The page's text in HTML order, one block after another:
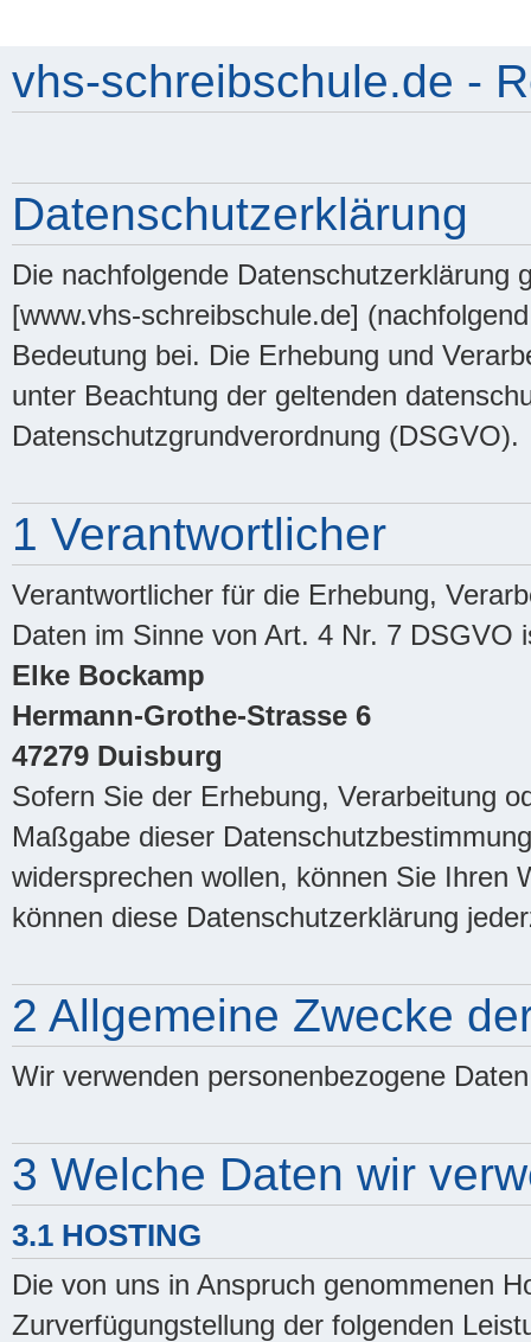
vhs-schreibschule.de -
Datenschutzerklärung
Die nachfolgende Datenschutzerklärung
[www.vhs-schreibschule.de]
Bedeutung bei. Die Erhebung und
unter Beachtung der geltenden
Datenschutzgrundverordnung (DSGVO).
1 Verantwortlicher
Verantwortlicher für die Erhebung,
Daten im Sinne von Art. 4 Nr. 7 DSGVO
Elke Bockamp
Hermann-Grothe-Strasse 6
47279 Duisburg
Sofern Sie der Erhebung, Verarbeitung
Maßgabe dieser
widersprechen wollen, können Sie Ihren
können diese Datenschutzerklärung
2 Allgemeine Zwecke
Wir verwenden personenbezogene
3 Welche Daten wir
3.1 HOSTING
Die von uns in Anspruch genommenen
Zurverfügungstellung der folgenden